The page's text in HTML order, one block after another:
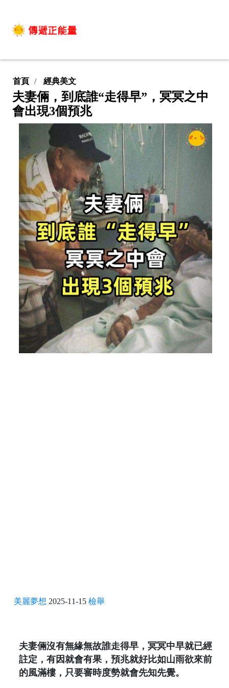
首頁 經典美文
夫妻倆，到底誰“走得早”，冥冥之中
會出現3個預兆
美麗夢想 2025-11-15 檢舉
夫妻倆沒有無緣無故誰走得早，冥冥中早就已經
註定，有因就會有果，預兆就好比如山雨欲來前
的風滿樓，只要審時度勢就會先知先覺。